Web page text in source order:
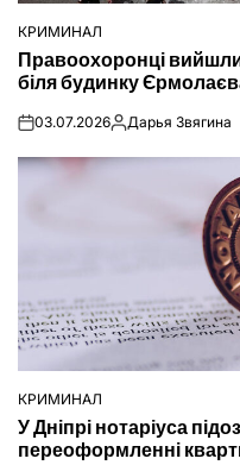
ОПУБЛІКУВАТИ
КРИМИНАЛ
Правоохоронці
біля будинку
on03.07.2026Опубліковано
Дарья Звягина
ОПУБЛІКУВАТИ
У
КРИМИНАЛ
У Дніпрі нотаріуса
переоформленні